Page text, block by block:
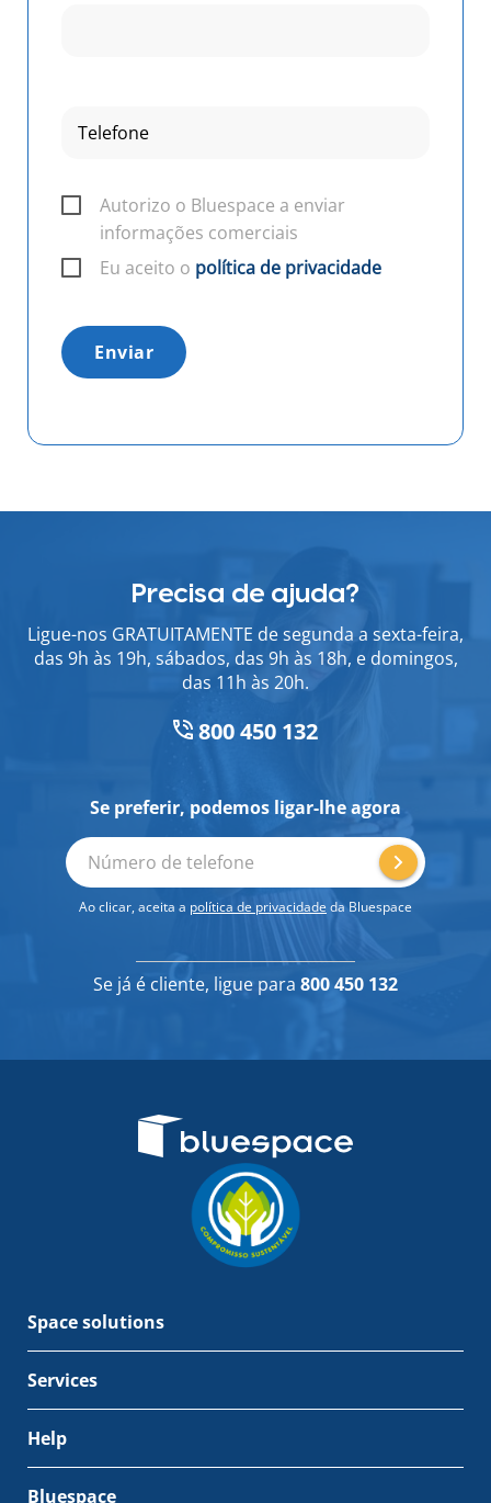
Autorizo o Bluespace a enviar
informações comerciais
Eu aceito o política de privacidade
Enviar
Precisa de ajuda?
Ligue-nos GRATUITAMENTE de segunda a sexta-feira,
das 9h às 19h, sábados, das 9h às 18h, e domingos,
das 11h às 20h.
800 450 132
Se preferir, podemos ligar-lhe agora
Número de telefone
Ao clicar, aceita a política de privacidade da Bluespace
Se já é cliente, ligue para 800 450 132
Space solutions
Services
Help
Bluespace